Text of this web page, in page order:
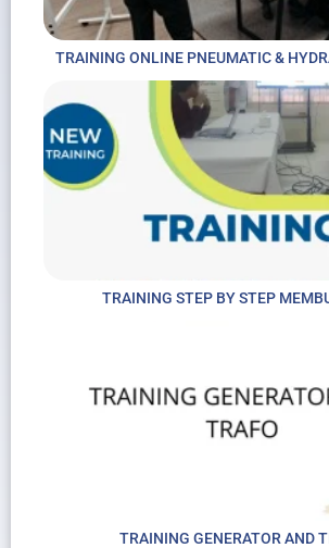
TRAINING ONLINE PNEUMATIC &
TRAINING STEP BY STEP
TRAINING GENERATOR AND